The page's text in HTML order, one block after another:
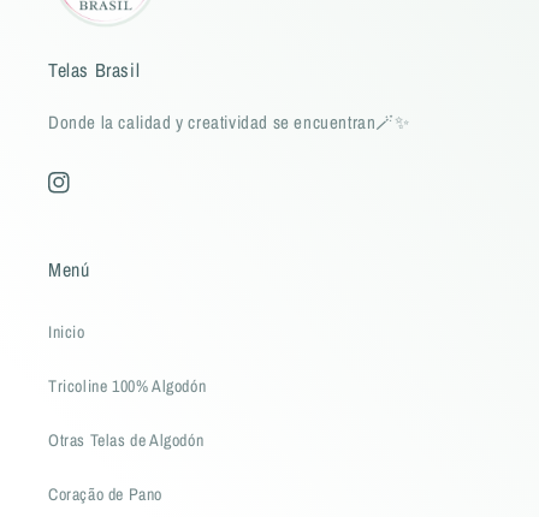
Telas Brasil
Donde la calidad y creatividad se encuentran🪄✨
Instagram
Menú
Inicio
Tricoline 100% Algodón
Otras Telas de Algodón
Coração de Pano